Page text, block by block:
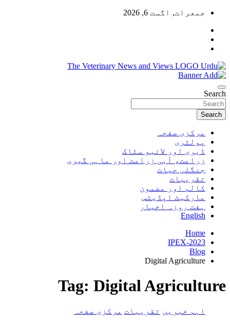
Skip
content
جمعرات, اگست 6, 2026
The Veterinary News & Views
Search
Search
مرکزی صفحہ
پولٹری
ڈیری اور لائیو سٹاک
زراعت، آبی زراعت اور ماہی گیری
جنگلی حیات
تقریبات
کالم اور مضمون
مارکیٹ اپڈیٹس
ہفت روزہ اخبار
English
Home
IPEX-2023
Blog
Digital Agriculture
Tag: Digital Agriculture
اہم خبریں تقریبات مرکزی صفحہ